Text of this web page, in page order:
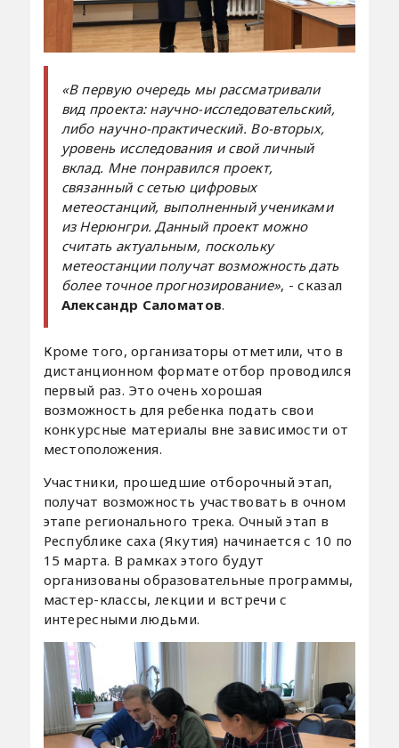
«В первую очередь мы рассматривали
вид проекта: научно-исследовательский,
либо научно-практический. Во-вторых,
уровень исследования и свой личный
вклад. Мне понравился проект,
связанный с сетью цифровых
метеостанций, выполненный учениками
из Нерюнгри. Данный проект можно
считать актуальным, поскольку
метеостанции получат возможность дать
более точное прогнозирование», - сказал
Александр Саломатов.
Кроме того, организаторы отметили, что в
дистанционном формате отбор проводился
первый раз. Это очень хорошая
возможность для ребенка подать свои
конкурсные материалы вне зависимости от
местоположения.
Участники, прошедшие отборочный этап,
получат возможность участвовать в очном
этапе регионального трека. Очный этап в
Республике саха (Якутия) начинается с 10 по
15 марта. В рамках этого будут
организованы образовательные программы,
мастер-классы, лекции и встречи с
интересными людьми.